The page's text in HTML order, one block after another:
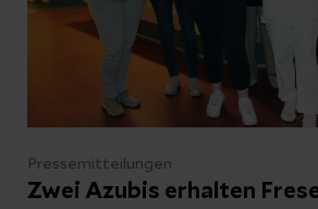
Zukunftstag ausprobiert.
Pressemitteilungen
Zwei Azubis erhalten